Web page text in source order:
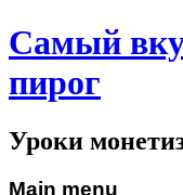
Самый
пирог
Уроки
Main menu